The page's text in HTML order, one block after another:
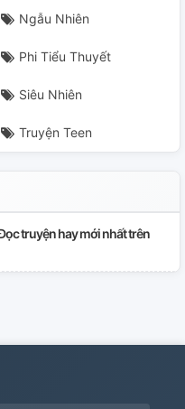
Ngẫu Nhiên
Phi Tiểu Thuyết
Siêu Nhiên
Truyện Teen
truyện hay mới nhất trên